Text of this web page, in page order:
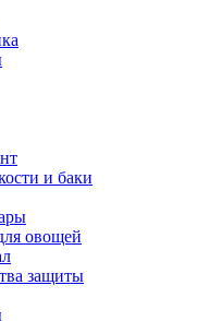
и баки
овощей
защиты